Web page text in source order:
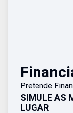
Pretende
SIMULE AS
LUGAR